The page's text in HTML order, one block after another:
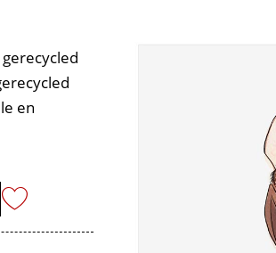
en